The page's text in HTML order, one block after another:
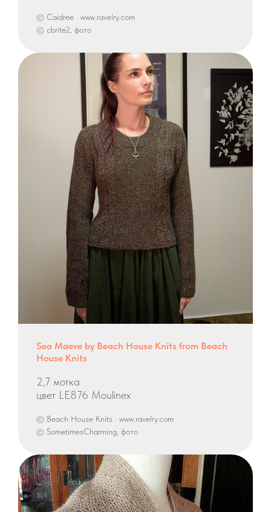
© Caidree · www.ravelry.com
© cbrite2, фото
Sea Maeve by Beach House Knits from Beach
House Knits
2,7 мотка
цвет LE876 Moulinex
© Beach House Knits · www.ravelry.com
© SometimesCharming, фото